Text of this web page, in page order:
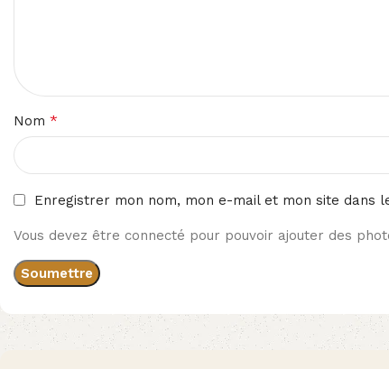
Nom *
Enregistrer mon nom, mon e-mail et mon site dans
Vous devez être connecté pour pouvoir ajouter des